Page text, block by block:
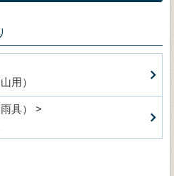
用）
具） >